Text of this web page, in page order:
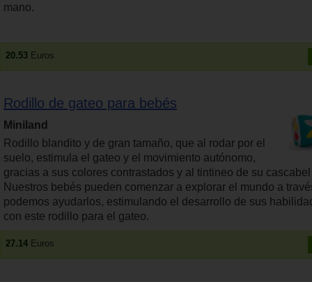
mano.
20.53 Euros
Rodillo de gateo para bebés
Miniland
Rodillo blandito y de gran tamaño, que al rodar por el
suelo, estimula el gateo y el movimiento autónomo,
gracias a sus colores contrastados y al tintineo de su
Nuestros bebés pueden comenzar a explorar el mundo a
podemos ayudarlos, estimulando el desarrollo de sus
con este rodillo para el gateo.
27.14 Euros